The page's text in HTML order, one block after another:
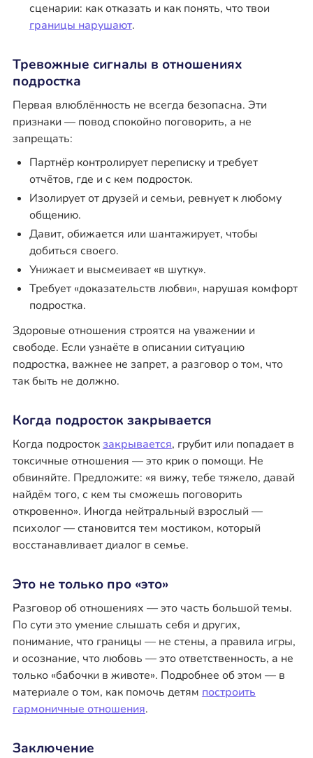
сценарии: как отказать и как понять, что твои
границы нарушают.
Тревожные сигналы в отношениях
подростка
Первая влюблённость не всегда безопасна. Эти
признаки — повод спокойно поговорить, а не
запрещать:
Партнёр контролирует переписку и требует
отчётов, где и с кем подросток.
Изолирует от друзей и семьи, ревнует к любому
общению.
Давит, обижается или шантажирует, чтобы
добиться своего.
Унижает и высмеивает «в шутку».
Требует «доказательств любви», нарушая комфорт
подростка.
Здоровые отношения строятся на уважении и
свободе. Если узнаёте в описании ситуацию
подростка, важнее не запрет, а разговор о том, что
так быть не должно.
Когда подросток закрывается
Когда подростокзакрывается, грубит или попадает в
токсичные отношения — это крик о помощи. Не
обвиняйте. Предложите: «я вижу, тебе тяжело, давай
найдём того, с кем ты сможешь поговорить
откровенно». Иногда нейтральный взрослый —
психолог — становится тем мостиком, который
восстанавливает диалог в семье.
Это не только про «это»
Разговор об отношениях — это часть большой темы.
По сути это умение слышать себя и других,
понимание, что границы — не стены, а правила игры,
и осознание, что любовь — это ответственность, а не
только «бабочки в животе». Подробнее об этом — в
материале о том, как помочь детям построить
гармоничные отношения.
Заключение